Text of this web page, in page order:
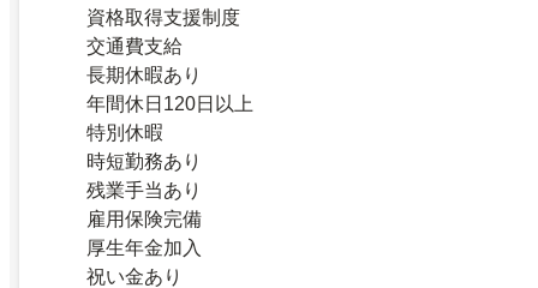
資格取得支援制度
交通費支給
長期休暇あり
年間休日120日以上
特別休暇
時短勤務あり
残業手当あり
雇用保険完備
厚生年金加入
祝い金あり